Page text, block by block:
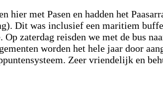
hier met Pasen en hadden het
Dit was inclusief een maritiem
zaterdag reisden we met de bus
worden het hele jaar door
Zeer vriendelijk en